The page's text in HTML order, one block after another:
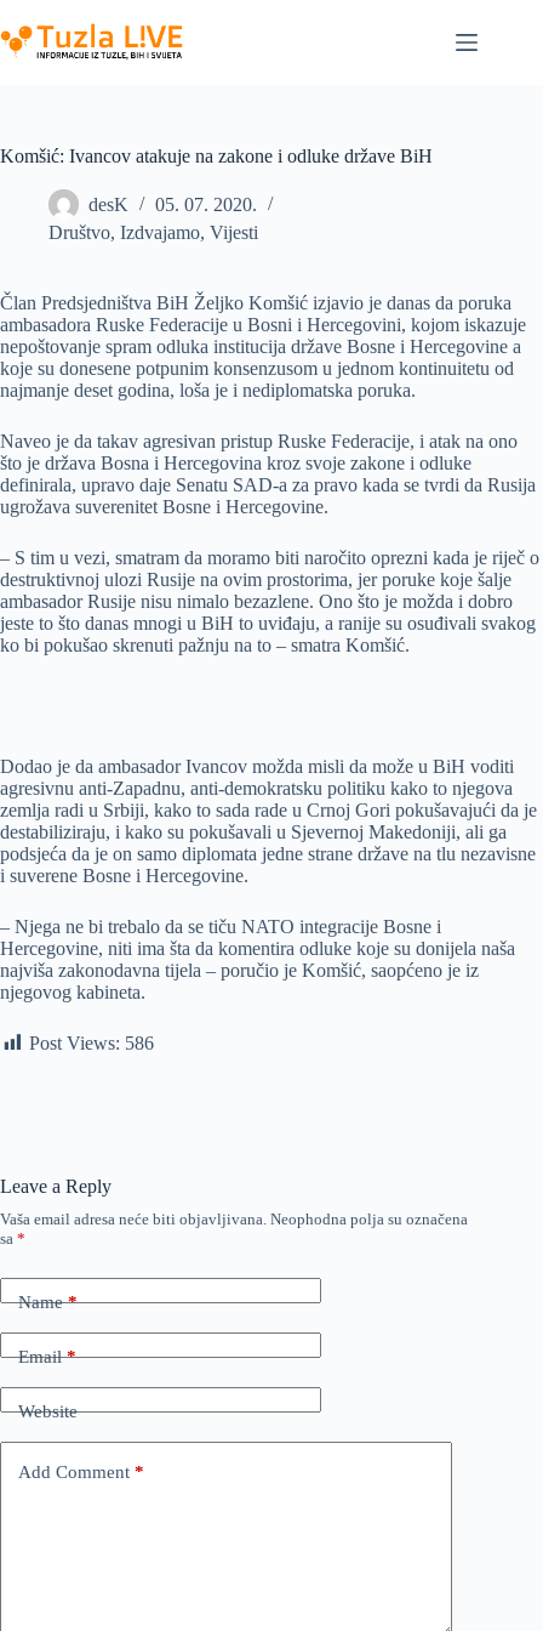
to
content
Komšić: Ivancov atakuje na zakone i odluke države BiH
desK
05. 07. 2020.
Društvo, Izdvajamo, Vijesti
Član Predsjedništva BiH Željko Komšić izjavio je danas da poruka
ambasadora Ruske Federacije u Bosni i Hercegovini, kojom iskazuje
nepoštovanje spram odluka institucija države Bosne i Hercegovine a
koje su donesene potpunim konsenzusom u jednom kontinuitetu od
najmanje deset godina, loša je i nediplomatska poruka.
Naveo je da takav agresivan pristup Ruske Federacije, i atak na ono
što je država Bosna i Hercegovina kroz svoje zakone i odluke
definirala, upravo daje Senatu SAD-a za pravo kada se tvrdi da Rusija
ugrožava suverenitet Bosne i Hercegovine.
– S tim u vezi, smatram da moramo biti naročito oprezni kada je riječ o
destruktivnoj ulozi Rusije na ovim prostorima, jer poruke koje šalje
ambasador Rusije nisu nimalo bezazlene. Ono što je možda i dobro
jeste to što danas mnogi u BiH to uviđaju, a ranije su osuđivali svakog
ko bi pokušao skrenuti pažnju na to – smatra Komšić.
Dodao je da ambasador Ivancov možda misli da može u BiH voditi
agresivnu anti-Zapadnu, anti-demokratsku politiku kako to njegova
zemlja radi u Srbiji, kako to sada rade u Crnoj Gori pokušavajući da je
destabiliziraju, i kako su pokušavali u Sjevernoj Makedoniji, ali ga
podsjeća da je on samo diplomata jedne strane države na tlu nezavisne
i suverene Bosne i Hercegovine.
– Njega ne bi trebalo da se tiču NATO integracije Bosne i
Hercegovine, niti ima šta da komentira odluke koje su donijela naša
najviša zakonodavna tijela – poručio je Komšić, saopćeno je iz
njegovog kabineta.
Post Views: 586
Leave a Reply
Vaša email adresa neće biti objavljivana. Neophodna polja su označena
sa *
Name*
Email*
Website
Add Comment *